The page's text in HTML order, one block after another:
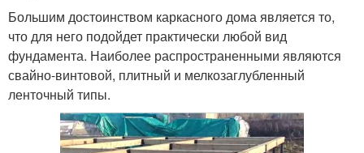
Большим достоинством каркасного дома является то,
что для него подойдет практически любой вид
фундамента. Наиболее распространенными являются
свайно-винтовой, плитный и мелкозаглубленный
ленточный типы.